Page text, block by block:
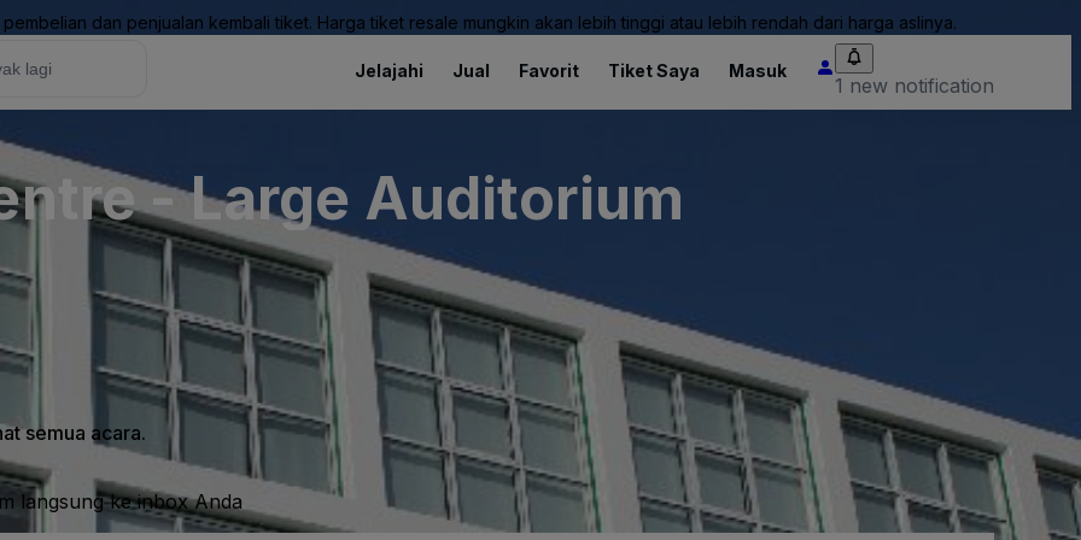
dan penjualan kembali tiket. Harga tiket resale mungkin akan lebih tinggi atau lebih rendah dari harga aslinya.
Jelajahi Jual Favorit Tiket Saya Masuk
1 new notification
- Large Auditorium
semua acara.
langsung ke inbox Anda